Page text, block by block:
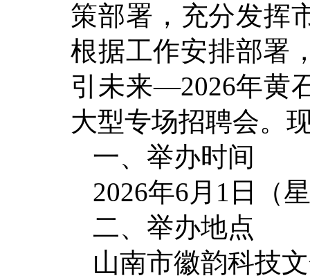
策部署，充分发挥
根据工作安排部署
引未来—2026年黄
大型专场招聘会。
一、举办时间
2026年6月1日（
二、举办地点
山南市徽韵科技